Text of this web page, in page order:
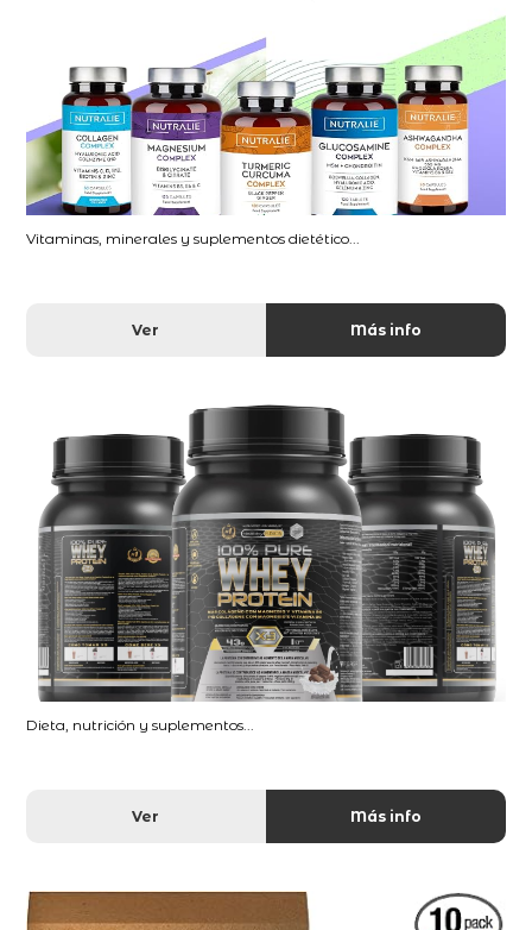
Vitaminas, minerales y suplementos dietético...
Ver Más info
Dieta, nutrición y suplementos...
Ver Más info